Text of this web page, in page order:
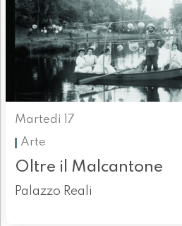
Martedì 17
Arte
Oltre il Malcantone
Palazzo Reali